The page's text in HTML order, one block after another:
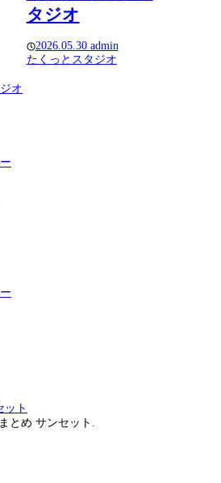
タジオ
2026.05.30 admin
たくっとスタジオ
オ
ット
とめ サンセット.